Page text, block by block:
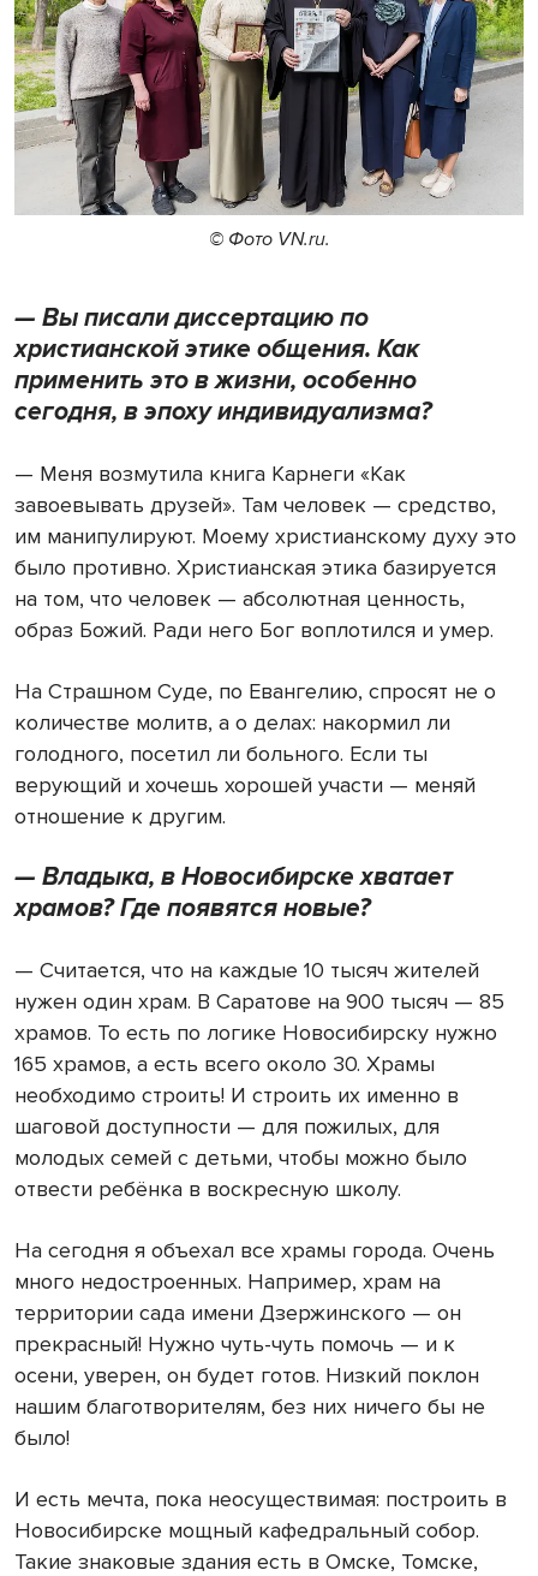
© Фото VN.ru.
— Вы писали диссертацию по
христианской этике общения. Как
применить это в жизни, особенно
сегодня, в эпоху индивидуализма?
— Меня возмутила книга Карнеги «Как
завоевывать друзей». Там человек — средство,
им манипулируют. Моему христианскому духу это
было противно. Христианская этика базируется
на том, что человек — абсолютная ценность,
образ Божий. Ради него Бог воплотился и умер.
На Страшном Суде, по Евангелию, спросят не о
количестве молитв, а о делах: накормил ли
голодного, посетил ли больного. Если ты
верующий и хочешь хорошей участи — меняй
отношение к другим.
— Владыка, в Новосибирске хватает
храмов? Где появятся новые?
— Считается, что на каждые 10 тысяч жителей
нужен один храм. В Саратове на 900 тысяч — 85
храмов. То есть по логике Новосибирску нужно
165 храмов, а есть всего около 30. Храмы
необходимо строить! И строить их именно в
шаговой доступности — для пожилых, для
молодых семей с детьми, чтобы можно было
отвести ребёнка в воскресную школу.
На сегодня я объехал все храмы города. Очень
много недостроенных. Например, храм на
территории сада имени Дзержинского — он
прекрасный! Нужно чуть-чуть помочь — и к
осени, уверен, он будет готов. Низкий поклон
нашим благотворителям, без них ничего бы не
было!
И есть мечта, пока неосуществимая: построить в
Новосибирске мощный кафедральный собор.
Такие знаковые здания есть в Омске, Томске,